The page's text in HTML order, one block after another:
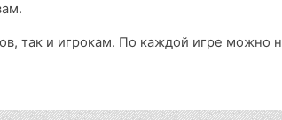
так и игрокам. По каждой игре можно